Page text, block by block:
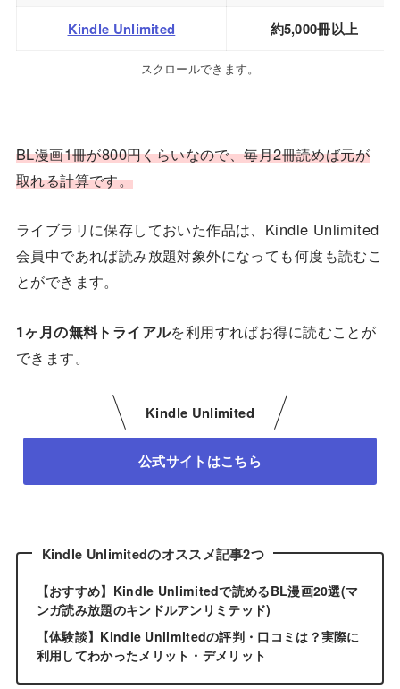
Kindle Unlimited 約5,000冊以上
スクロールできます。
BL漫画1冊が800円くらいなので、毎月2冊読めば元が
取れる計算です。
ライブラリに保存しておいた作品は、Kindle Unlimited
会員中であれば読み放題対象外になっても何度も読むこ
とができます。
1ヶ月の無料トライアルを利用すればお得に読むことが
できます。
Kindle Unlimited
公式サイトはこちら
Kindle Unlimitedのオススメ記事2つ
【おすすめ】Kindle Unlimitedで読めるBL漫画20選(マ
ンガ読み放題のキンドルアンリミテッド)
【体験談】Kindle Unlimitedの評判・口コミは？実際に
利用してわかったメリット・デメリット